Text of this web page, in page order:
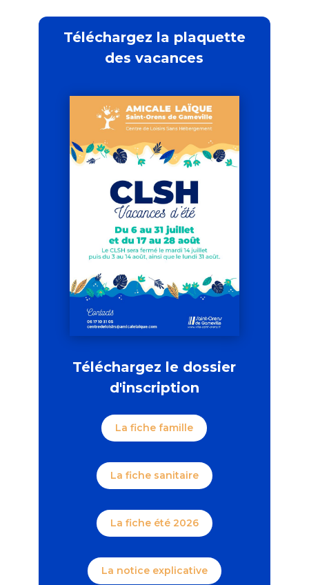
Téléchargez la plaquette
des vacances
Téléchargez le dossier
d'inscription
La fiche famille
La fiche sanitaire
La fiche été 2026
La notice explicative